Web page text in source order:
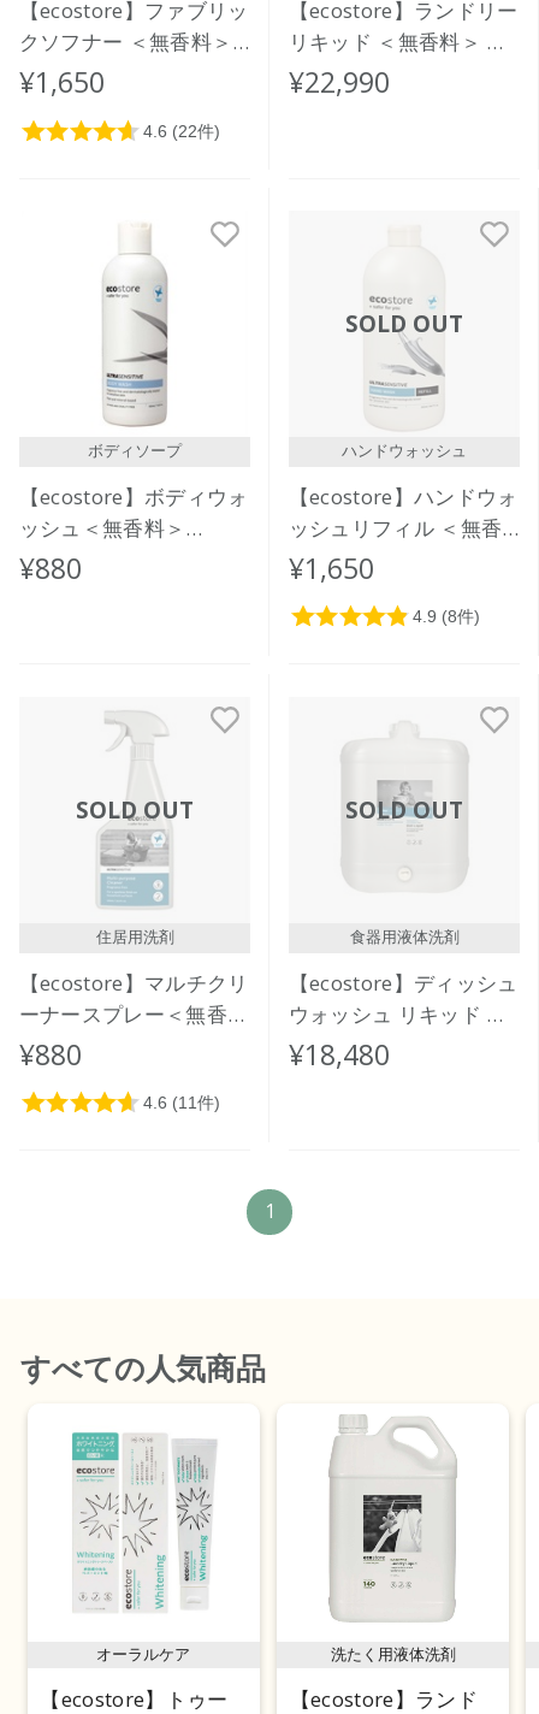
【ecostore】ファブリッ
クソフナー ＜無香料＞
1L
¥1,650
【ecostore】ランドリー
リキッド ＜無香料＞ バ
ルク 20L
¥22,990
ボディソープ
【ecostore】ボディウォ
ッシュ＜無香料＞
350mL
¥880
SOLD OUT
ハンドウォッシュ
【ecostore】ハンドウォ
ッシュリフィル ＜無香
料＞ 850mL
¥1,650
SOLD OUT
住居用洗剤
【ecostore】マルチクリ
ーナースプレー＜無香料
＞500mL
¥880
SOLD OUT
食器用液体洗剤
【ecostore】ディッシュ
ウォッシュ リキッド ＜
無香料＞バルク 20L
¥18,480
1
すべての人気商品
オーラルケア
【ecostore】トゥー
洗たく用液体洗剤
【ecostore】ランド